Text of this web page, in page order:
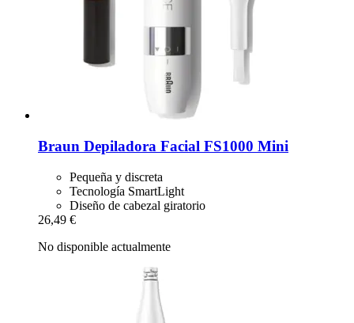
Braun Depiladora Facial FS1000 Mini
Pequeña y discreta
Tecnología SmartLight
Diseño de cabezal giratorio
26,49 €
No disponible actualmente